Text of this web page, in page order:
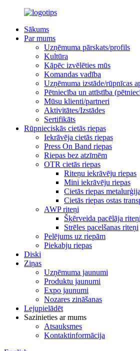
Sākums
Par mums
Uzņēmuma pārskats/profils
Kultūra
Kāpēc izvēlēties mūs
Komandas vadība
Uzņēmuma izstāde/rūpnīcas
Pētniecība un attīstība
Mūsu klienti/partneri
Aktivitātes/Izstādes
Sertifikāts
Rūpnieciskās cietās riepas
Iekrāvēja cietās riepas
Press On Band riepas
Riepas bez atzīmēm
OTR cietās riepas
Riteņu iekrāvēju riepas
Mini iekrāvēju riepas
Cietās riepas
Cietās riepas ostas
AWP riteņi
Šķērveida pacēlāja riteņi
Strēles pacelšanas riteņi
Pelējums uz riepām
Piekabju riepas
Diski
Ziņas
Uzņēmuma jaunumi
Produktu jaunumi
Expo jaunumi
Nozares zināšanas
Lejupielādēt
Sazinieties ar mums
Atsauksmes
Kontaktinformācija